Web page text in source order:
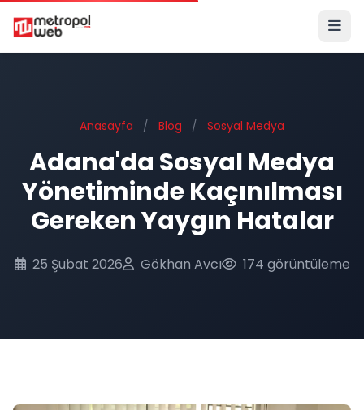
Ana içeriğe geç
Anasayfa / Blog / Sosyal Medya
Adana'da Sosyal Medya
Yönetiminde Kaçınılması
Gereken Yaygın Hatalar
25 Şubat 2026 Gökhan Avcı 174 görüntüleme